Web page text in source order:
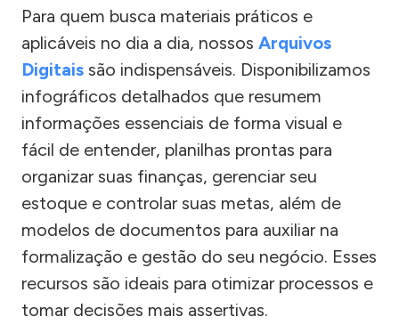
Para quem busca materiais práticos e
aplicáveis no dia a dia, nossos Arquivos
Digitais são indispensáveis. Disponibilizamos
infográficos detalhados que resumem
informações essenciais de forma visual e
fácil de entender, planilhas prontas para
organizar suas finanças, gerenciar seu
estoque e controlar suas metas, além de
modelos de documentos para auxiliar na
formalização e gestão do seu negócio. Esses
recursos são ideais para otimizar processos e
tomar decisões mais assertivas.